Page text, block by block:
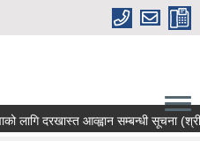
लागि दरखास्त आव्ह्वान सम्बन्धी सूचना (श्री